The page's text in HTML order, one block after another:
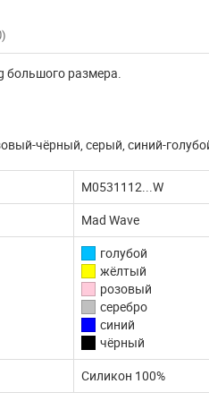
интернет магазин
большого размера.
чёрный, серый, синий-
M0531112...W
Mad Wave
голубой
жёлтый
розовый
серебро
синий
чёрный
Силикон 100%